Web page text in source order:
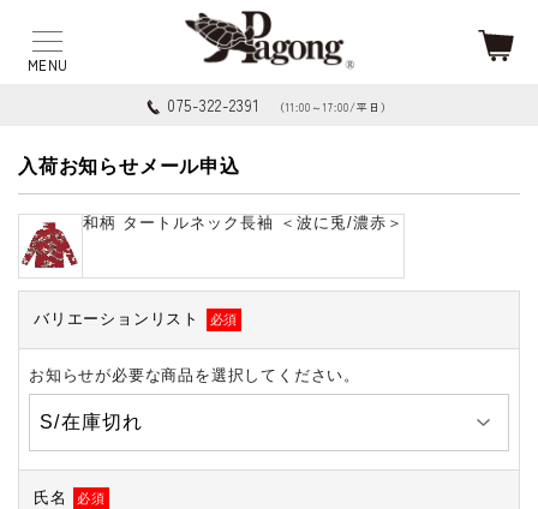
075-322-2391 （11:00～17:00/平日）
入荷お知らせメール申込
和柄 タートルネック長袖 ＜波に兎/濃赤＞
バリエーションリスト 必須
お知らせが必要な商品を選択してください。
氏名 必須